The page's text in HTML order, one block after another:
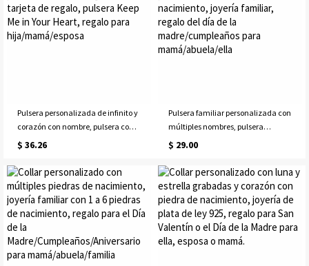
Pulsera personalizada de infinito y
corazón con nombre, pulsera con
nombre grabado con tarjeta de
Heart, regalo para
hija/mamá/esposa
$ 36.26
Pulsera familiar personalizada con
múltiples nombres, pulsera
personalizada de 1 a 4 piedras de
del día de la madre/cumpleaños
para mamá/abuela/ella
$ 29.00